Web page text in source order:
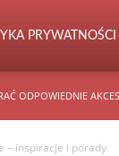
PRYWATNOŚCI
ODPOWIEDNIE
– inspiracje i porady